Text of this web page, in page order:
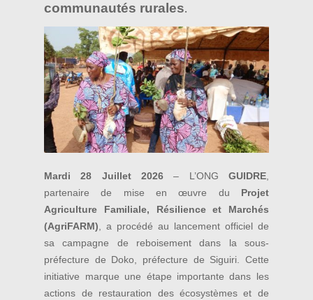
communautés rurales.
Mardi 28 Juillet 2026 – L’ONG GUIDRE,
partenaire de mise en œuvre du Projet
Agriculture Familiale, Résilience et Marchés
(AgriFARM) , a procédé au lancement officiel de
sa campagne de reboisement dans la sous-
préfecture de Doko, préfecture de Siguiri. Cette
initiative marque une étape importante dans les
actions de restauration des écosystèmes et de